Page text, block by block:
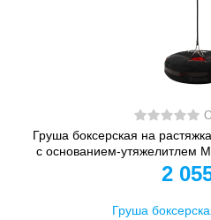
Груша боксерская на
с основанием-утяжелитлем
2